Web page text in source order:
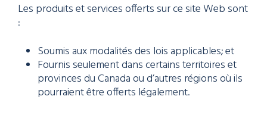
Les produits et services offerts sur ce site Web sont
:
Soumis aux modalités des lois applicables; et
Fournis seulement dans certains territoires et
provinces du Canada ou d’autres régions où ils
pourraient être offerts légalement.